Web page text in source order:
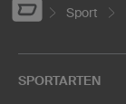
Sport
SPORTARTEN